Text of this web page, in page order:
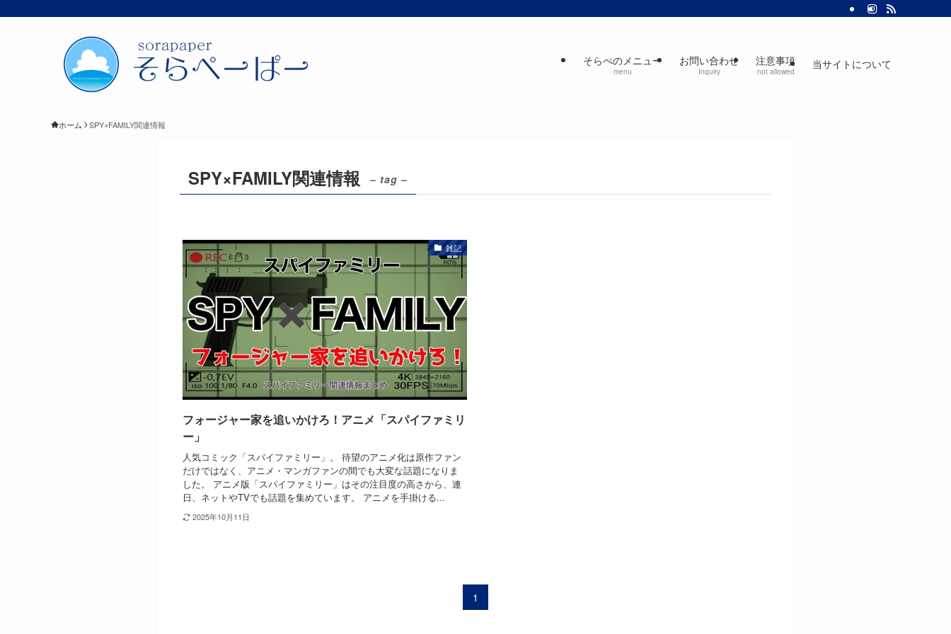
そらぺのメニュー
menu
お問い合わせ
Inquiry
注意事項
not allowed
当サイトについて
ホーム SPY×FAMILY関連情報
SPY×FAMILY関連情報 – tag –
雑記
フォージャー家を追いかけろ！アニメ「スパイファミリ
ー」
人気コミック「スパイファミリー」。 待望のアニメ化は原作ファン
だけではなく、アニメ・マンガファンの間でも大変な話題になりま
した。 アニメ版「スパイファミリー」はその注目度の高さから、連
日、ネットやTVでも話題を集めています。 アニメを手掛ける...
2025年10月11日
1